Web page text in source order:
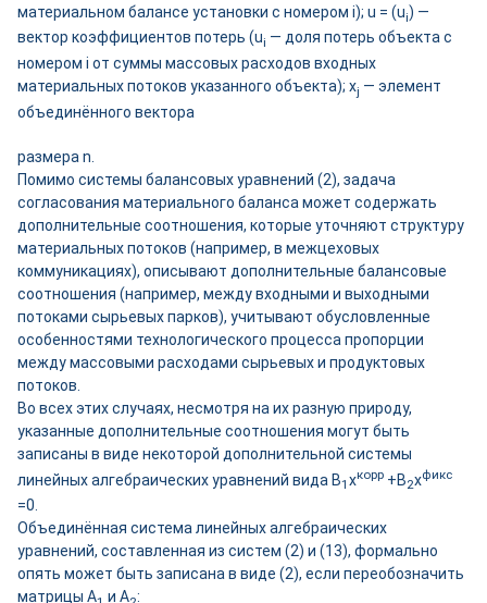
материальном балансе установки с номером i); u = (ui) —
вектор коэффициентов потерь (ui — доля потерь объекта с
номером i от суммы массовых расходов входных
материальных потоков указанного объекта); xj — элемент
объединённого вектора
размера n.
Помимо системы балансовых уравнений (2), задача
согласования материального баланса может содержать
дополнительные соотношения, которые уточняют структуру
материальных потоков (например, в межцеховых
коммуникациях), описывают дополнительные балансовые
соотношения (например, между входными и выходными
потоками сырьевых парков), учитывают обусловленные
особенностями технологического процесса пропорции
между массовыми расходами сырьевых и продуктовых
потоков.
Во всех этих случаях, несмотря на их разную природу,
указанные дополнительные соотношения могут быть
записаны в виде некоторой дополнительной системы
линейных алгебраических уравнений вида B1 хкорр +B2xфикс
=0.
Объединённая система линейных алгебраических
уравнений, составленная из систем (2) и (13), формально
опять может быть записана в виде (2), если переобозначить
матрицы А
и А :